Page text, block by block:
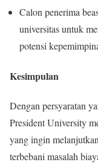
Calon penerima
universitas untuk
potensi
Kesimpulan
Dengan persyaratan
President University
yang ingin
terbebani masalah